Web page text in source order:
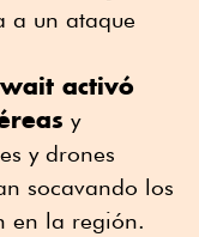
a un ataque
activó
y
y drones
socavando los
en la región.